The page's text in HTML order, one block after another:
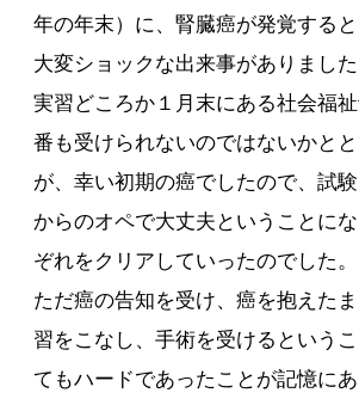
年の年末）に、腎臓癌が発覚する
大変ショックな出来事がありました
実習どころか１月末にある社会福
番も受けられないのではないかと
が、幸い初期の癌でしたので、試
からのオペで大丈夫ということに
ぞれをクリアしていったのでした。
ただ癌の告知を受け、癌を抱えた
習をこなし、手術を受けるという
てもハードであったことが記憶にあ